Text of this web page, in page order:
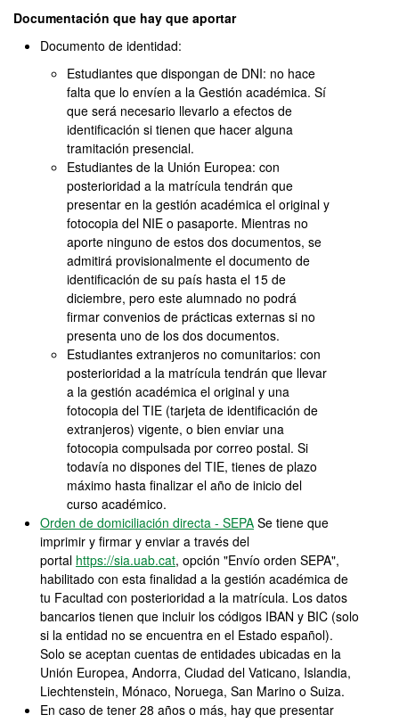
Documentación que hay que aportar
Documento de identidad:
Estudiantes que dispongan de DNI: no hace
falta que lo envíen a la Gestión académica. Sí
que será necesario llevarlo a efectos de
identificación si tienen que hacer alguna
tramitación presencial.
Estudiantes de la Unión Europea: con
posterioridad a la matrícula tendrán que
presentar en la gestión académica el original y
fotocopia del NIE o pasaporte. Mientras no
aporte ninguno de estos dos documentos, se
admitirá provisionalmente el documento de
identificación de su país hasta el 15 de
diciembre, pero este alumnado no podrá
firmar convenios de prácticas externas si no
presenta uno de los dos documentos.
Estudiantes extranjeros no comunitarios: con
posterioridad a la matrícula tendrán que llevar
a la gestión académica el original y una
fotocopia del TIE (tarjeta de identificación de
extranjeros) vigente, o bien enviar una
fotocopia compulsada por correo postal. Si
todavía no dispones del TIE, tienes de plazo
máximo hasta finalizar el año de inicio del
curso académico.
Orden de domiciliación directa - SEPA Se tiene que
imprimir y firmar y enviar a través del
portal https://sia.uab.cat, opción "Envío orden SEPA",
habilitado con esta finalidad a la gestión académica de
tu Facultad con posterioridad a la matrícula. Los datos
bancarios tienen que incluir los códigos IBAN y BIC (solo
si la entidad no se encuentra en el Estado español).
Solo se aceptan cuentas de entidades ubicadas en la
Unión Europea, Andorra, Ciudad del Vaticano, Islandia,
Liechtenstein, Mónaco, Noruega, San Marino o Suiza.
En caso de tener 28 años o más, hay que presentar